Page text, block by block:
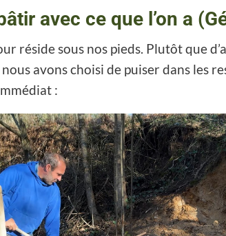
avec ce que l’on a
réside sous nos pieds. Plutôt que
avons choisi de puiser dans les
: